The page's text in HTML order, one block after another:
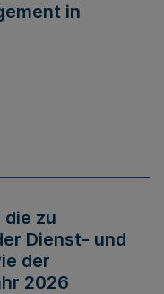
in
zu
Dienst- und
der
2026